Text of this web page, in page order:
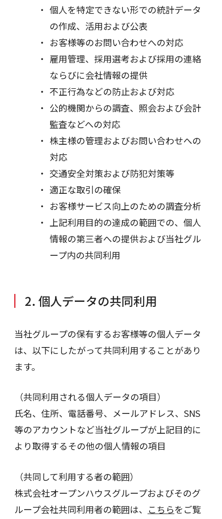
個人を特定できない形での統計データ
の作成、活用および公表
お客様等のお問い合わせへの対応
雇用管理、採用選考および採用の連絡
ならびに会社情報の提供
不正行為などの防止および対応
公的機関からの調査、照会および会計
監査などへの対応
株主様の管理およびお問い合わせへの
対応
交通安全対策および防犯対策等
適正な取引の確保
お客様サービス向上のための調査分析
上記利用目的の達成の範囲での、個人
情報の第三者への提供および当社グル
ープ内の共同利用
2. 個人データの共同利用
当社グループの保有するお客様等の個人データ
は、以下にしたがって共同利用することがあり
ます。
（共同利用される個人データの項目）
氏名、住所、電話番号、メールアドレス、SNS
等のアカウントなど当社グループが上記目的に
より取得するその他の個人情報の項目
（共同して利用する者の範囲）
株式会社オープンハウスグループおよびそのグ
ループ会社共同利用者の範囲は、
こちらをご覧